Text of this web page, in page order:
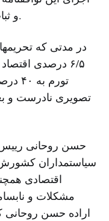
و ثبات در منطقه و جهان خواهد داشت.
در مدتی که
تصویری نادرست و
حسن روحانی رییس
سیاستمداران
اقتصادی
مشکلات و
اراده حسن روحانی